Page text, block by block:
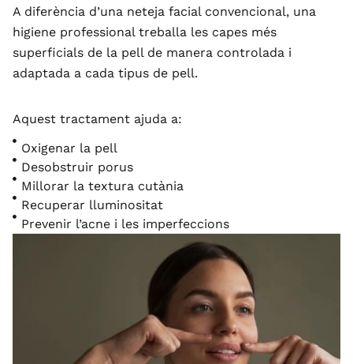
A diferència d’una neteja facial convencional, una
higiene professional treballa les capes més
superficials de la pell de manera controlada i
adaptada a cada tipus de pell.
Aquest tractament ajuda a:
Oxigenar la pell
Desobstruir porus
Millorar la textura cutània
Recuperar lluminositat
Prevenir l’acne i les imperfeccions